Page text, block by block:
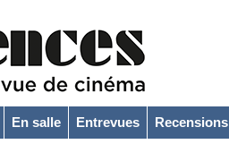
En salle Entrevues Recensions